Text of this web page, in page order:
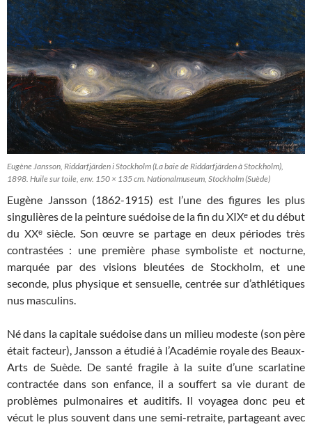
Eugène Jansson, Riddarfjärden i Stockholm (La baie de Riddarfjärden à Stockholm),
1898. Huile sur toile, env. 150 × 135 cm. Nationalmuseum, Stockholm (Suède)
Eugène Jansson (1862-1915) est l’une des figures les plus
singulières de la peinture suédoise de la fin du XIXᵉ et du début
du XXᵉ siècle. Son œuvre se partage en deux périodes très
contrastées : une première phase symboliste et nocturne,
marquée par des visions bleutées de Stockholm, et une
seconde, plus physique et sensuelle, centrée sur d’athlétiques
nus masculins.
Né dans la capitale suédoise dans un milieu modeste (son père
était facteur), Jansson a étudié à l’Académie royale des Beaux-
Arts de Suède. De santé fragile à la suite d’une scarlatine
contractée dans son enfance, il a souffert sa vie durant de
problèmes pulmonaires et auditifs. Il voyagea donc peu et
vécut le plus souvent dans une semi-retraite, partageant avec